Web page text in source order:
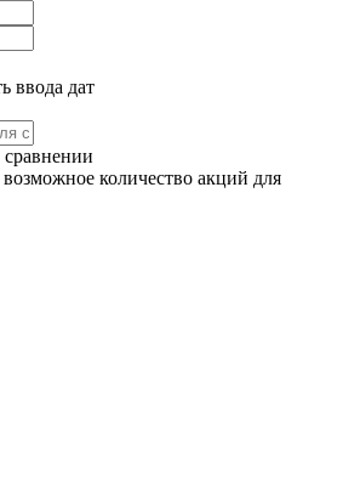
ввода дат
сравнении
количество акций для